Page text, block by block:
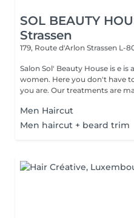
SOL BEAUTY
Strassen
179, Route d'Arlon Strassen L-
Salon Sol' Beauty House is e
women. Here you don't have
you are. Our treatments are
Men Haircut
Men haircut + beard trim